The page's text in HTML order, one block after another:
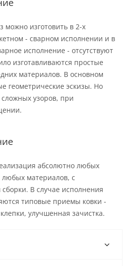
можно изготовить в 2-х
- сварном исполнении и в
исполнение - отсутствуют
изготавливаются простые
материалов. В основном
геометрические эскизы. Но
узоров, при
абсолютно любых
материалов, с
В случае исполнения
типовые приемы ковки -
улучшенная зачистка.